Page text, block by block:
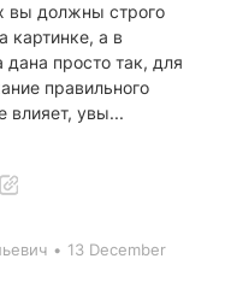
вы должны строго
картинке, а в
дана просто так, для
правильного
влияет, увы...
• 13 December